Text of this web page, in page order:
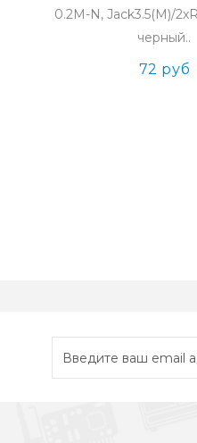
0.2M-N, Jack3.5(M)/
черный..
72 руб